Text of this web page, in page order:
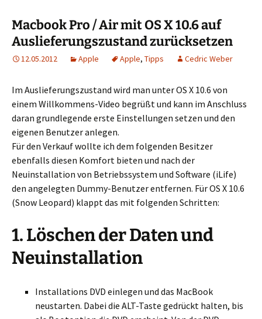
Macbook Pro / Air mit OS X 10.6 auf
Auslieferungszustand zurücksetzen
12.05.2012 Apple Apple, Tipps Cedric Weber
Im Auslieferungszustand wird man unter OS X 10.6 von
einem Willkommens-Video begrüßt und kann im Anschluss
daran grundlegende erste Einstellungen setzen und den
eigenen Benutzer anlegen.
Für den Verkauf wollte ich dem folgenden Besitzer
ebenfalls diesen Komfort bieten und nach der
Neuinstallation von Betriebssystem und Software (iLife)
den angelegten Dummy-Benutzer entfernen. Für OS X 10.6
(Snow Leopard) klappt das mit folgenden Schritten:
1. Löschen der Daten und
Neuinstallation
Installations DVD einlegen und das MacBook
neustarten. Dabei die ALT-Taste gedrückt halten, bis